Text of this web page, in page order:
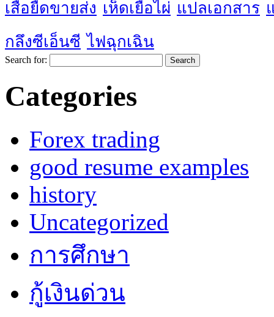
เสื้อยืดขายส่ง เห็ดเยื่อไผ่ แปลเอกสาร
กลึงซีเอ็นซี ไฟฉุกเฉิน
Search for:
Categories
Forex trading
good resume examples
history
Uncategorized
การศึกษา
กู้เงินด่วน